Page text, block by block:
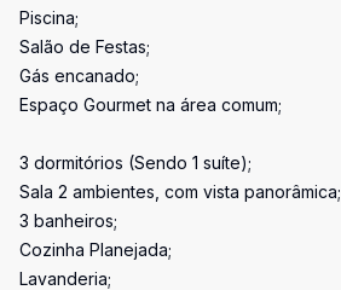
Piscina;
Salão de Festas;
Gás encanado;
Espaço Gourmet na área comum;
3 dormitórios (Sendo 1 suíte);
Sala 2 ambientes, com vista panorâmica;
3 banheiros;
Cozinha Planejada;
Lavanderia;